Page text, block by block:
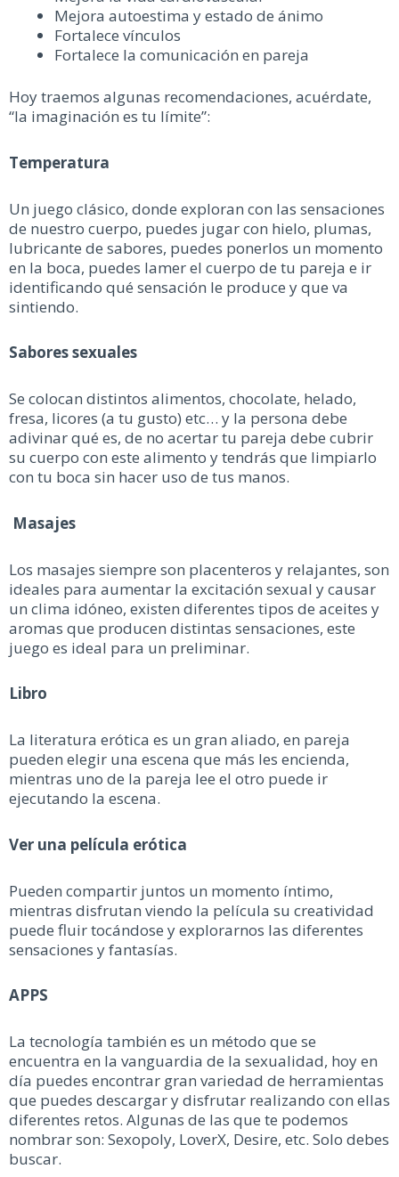
Mejora autoestima y estado de ánimo
Fortalece vínculos
Fortalece la comunicación en pareja
Hoy traemos algunas recomendaciones, acuérdate,
“la imaginación es tu límite”:
Temperatura
Un juego clásico, donde exploran con las sensaciones
de nuestro cuerpo, puedes jugar con hielo, plumas,
lubricante de sabores, puedes ponerlos un momento
en la boca, puedes lamer el cuerpo de tu pareja e ir
identificando qué sensación le produce y que va
sintiendo.
Sabores sexuales
Se colocan distintos alimentos, chocolate, helado,
fresa, licores (a tu gusto) etc… y la persona debe
adivinar qué es, de no acertar tu pareja debe cubrir
su cuerpo con este alimento y tendrás que limpiarlo
con tu boca sin hacer uso de tus manos.
Masajes
Los masajes siempre son placenteros y relajantes, son
ideales para aumentar la excitación sexual y causar
un clima idóneo, existen diferentes tipos de aceites y
aromas que producen distintas sensaciones, este
juego es ideal para un preliminar.
Libro
La literatura erótica es un gran aliado, en pareja
pueden elegir una escena que más les encienda,
mientras uno de la pareja lee el otro puede ir
ejecutando la escena.
Ver una película erótica
Pueden compartir juntos un momento íntimo,
mientras disfrutan viendo la película su creatividad
puede fluir tocándose y explorarnos las diferentes
sensaciones y fantasías.
APPS
La tecnología también es un método que se
encuentra en la vanguardia de la sexualidad, hoy en
día puedes encontrar gran variedad de herramientas
que puedes descargar y disfrutar realizando con ellas
diferentes retos. Algunas de las que te podemos
nombrar son: Sexopoly, LoverX, Desire, etc. Solo debes
buscar.